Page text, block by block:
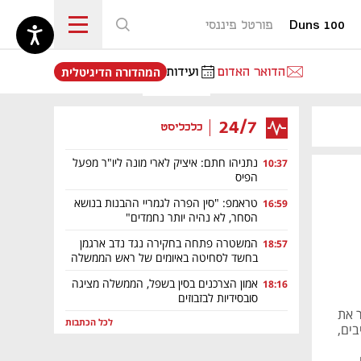
Duns 100 פורטל פיננסי
הדואר האדום ועידות
נפתח בכרטיסייה חדשה
המהדורה הדיגיטלית
24/7 כלכליסט
10:37 נתניהו חתם: איציק לארי מונה ליו"ר מפעל
הפיס
16:59 טראמפ: "סין הפרה לגמריי ההבנות בנושא
הסחר, לא נהיה יותר נחמדים"
18:57 המשטרה פתחה בחקירה נגד נדב ארגמן
בחשד לסחיטה באיומים של ראש הממשלה
18:16 אמון הצרכנים בסין בשפל, הממשלה מציגה
סובסידיות לבזבוזים
לכל הכתבות
את